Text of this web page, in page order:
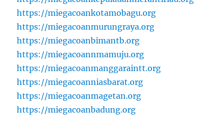
https://miegacoankotamobagu.org
https://miegacoanmurungraya.org
https://miegacoanbimantb.org
https://miegacoannmamuju.org
https://miegacoanmanggaraintt.org
https://miegacoanniasbarat.org
https://miegacoanmagetan.org
https://miegacoanbadung.org